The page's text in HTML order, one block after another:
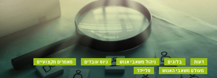
דעות בלוגים ניהול משאבי אנוש גיוס עובדים
מאמרים מקצועיים
מעולם משאבי האנוש
סליידר